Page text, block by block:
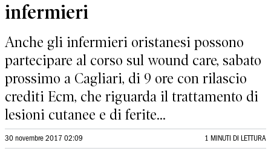
infermieri
Anche gli infermieri oristanesi possono
partecipare al corso sul wound care, sabato
prossimo a Cagliari, di 9 ore con rilascio
crediti Ecm, che riguarda il trattamento di
lesioni cutanee e di ferite...
30 novembre 2017 02:09 1 MINUTI DI LETTURA